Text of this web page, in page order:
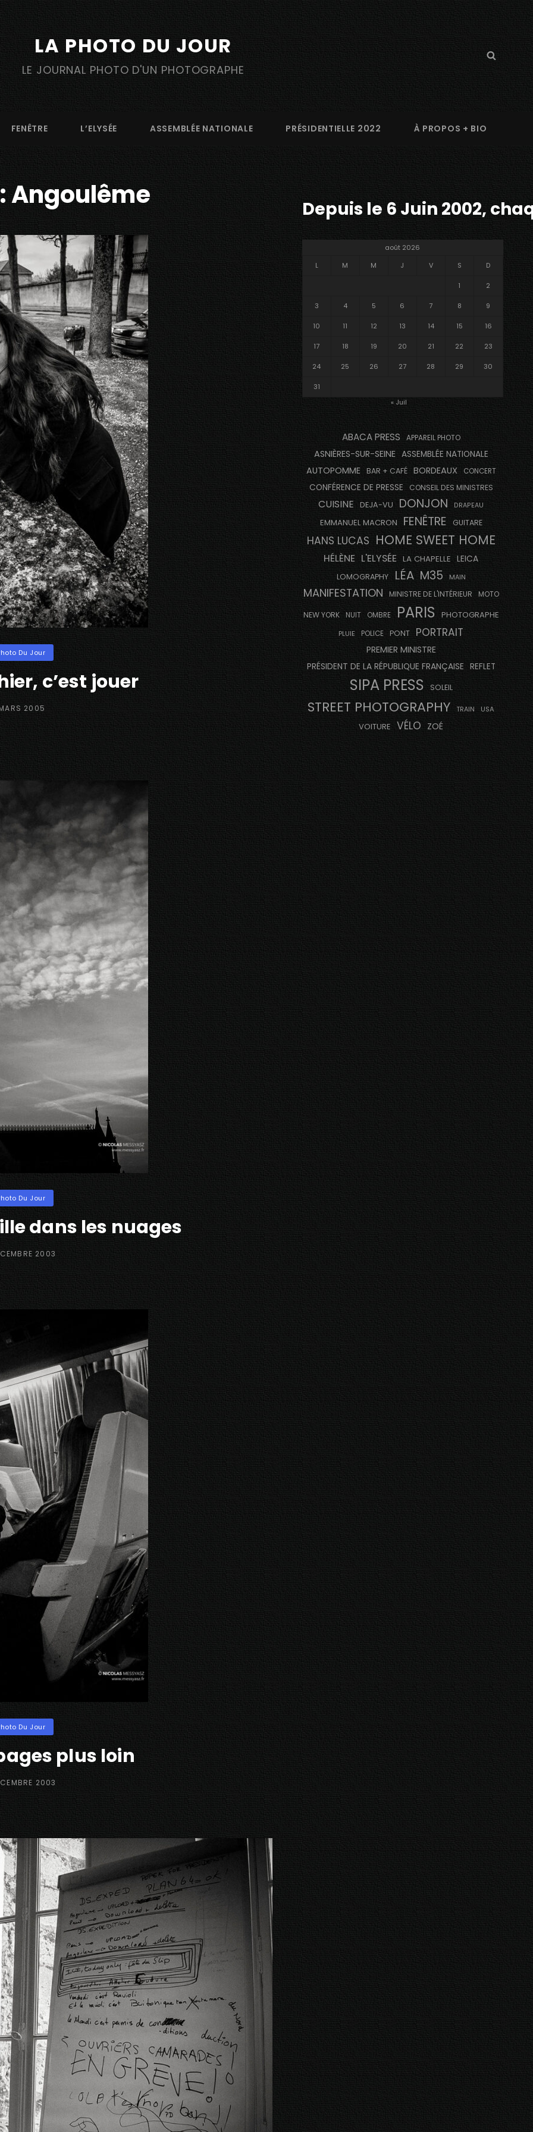
LA PHOTO DU JOUR
LE JOURNAL PHOTO D'UN PHOTOGRAPHE
Search
FENÊTRE L’ELYSÉE ASSEMBLÉE NATIONALE PRÉSIDENTIELLE 2022 À PROPOS + BIO
Angoulême
Du Jour
c’est jouer
2005
Du Jour
dans les nuages
2003
Du Jour
plus loin
2003
Depuis le 6 Juin 2002,
août 2026
L
M M J V S D
1 2
3 4 5 6 7 8 9
10 11 12 13 14 15 16
17 18 19 20 21 22 23
24 25 26 27 28 29 30
31
« Juil
ABACA PRESS APPAREIL PHOTO
ASNIÈRES-SUR-SEINE ASSEMBLÉE NATIONALE
AUTOPOMME BAR + CAFÉ BORDEAUX CONCERT
CONFÉRENCE DE PRESSE CONSEIL DES MINISTRES
CUISINE DEJA-VU DONJON DRAPEAU
EMMANUEL MACRON FENÊTRE GUITARE
HANS LUCAS HOME SWEET HOME
HÉLÈNE L'ELYSÉE LA CHAPELLE LEICA
LOMOGRAPHY LÉA M35 MAIN
MANIFESTATION MINISTRE DE L'INTÉRIEUR MOTO
NEW YORK NUIT OMBRE PARIS PHOTOGRAPHE
PLUIE POLICE PONT PORTRAIT
PREMIER MINISTRE
PRÉSIDENT DE LA RÉPUBLIQUE FRANÇAISE REFLET
SIPA PRESS SOLEIL
STREET PHOTOGRAPHY TRAIN USA
VOITURE VÉLO ZOÉ